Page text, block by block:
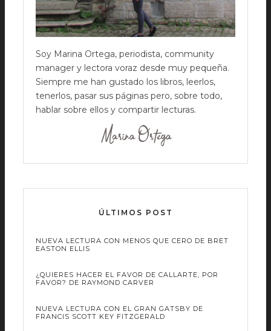
Soy Marina Ortega, periodista, community
manager y lectora voraz desde muy pequeña.
Siempre me han gustado los libros, leerlos,
tenerlos, pasar sus páginas pero, sobre todo,
hablar sobre ellos y compartir lecturas.
ÚLTIMOS POST
NUEVA LECTURA CON MENOS QUE CERO DE BRET
EASTON ELLIS
¿QUIERES HACER EL FAVOR DE CALLARTE, POR
FAVOR? DE RAYMOND CARVER
NUEVA LECTURA CON EL GRAN GATSBY DE
FRANCIS SCOTT KEY FITZGERALD